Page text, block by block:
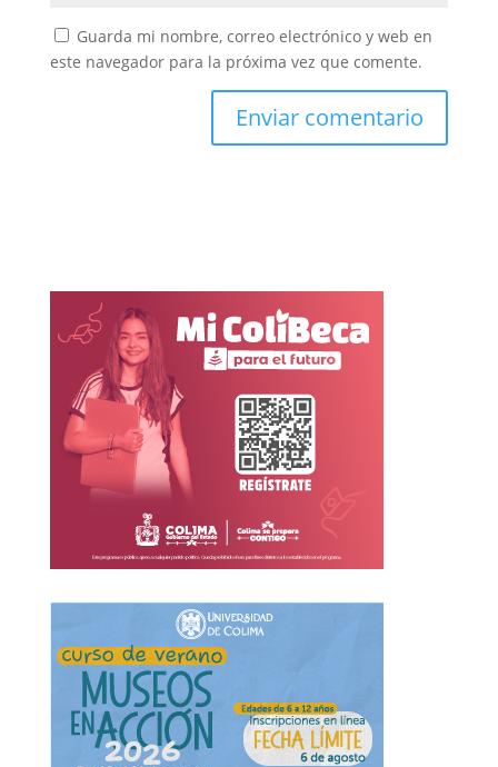
Guarda mi nombre, correo electrónico y web en
este navegador para la próxima vez que comente.